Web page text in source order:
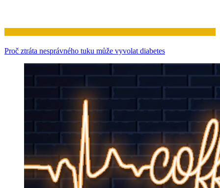
Proč ztráta nesprávného tuku může vyvolat diabetes